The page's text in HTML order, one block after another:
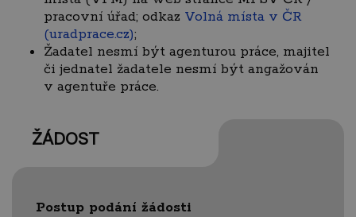
pracovní úřad; odkaz Volná místa v ČR
(uradprace.cz);
Žadatel nesmí být agenturou práce, majitel
či jednatel žadatele nesmí být angažován
v agentuře práce.
ŽÁDOST
Postup podání žádosti